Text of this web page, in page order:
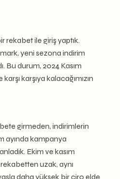
rekabet ile giriş yaptık.
yeni sezona indirim
Bu durum, 2024 Kasım
karşıya kalacağımızın
girmeden, indirimlerin
ayında kampanya
Ekim ve kasım
uzak, aynı
daha yüksek bir ciro elde